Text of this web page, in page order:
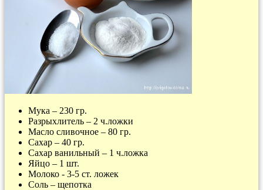
Мука – 230 гр.
Разрыхлитель – 2 ч.ложки
Масло сливочное – 80 гр.
Сахар – 40 гр.
Сахар ванильный – 1 ч.ложка
Яйцо – 1 шт.
Молоко - 3-5 ст. ложек
Соль – щепотка